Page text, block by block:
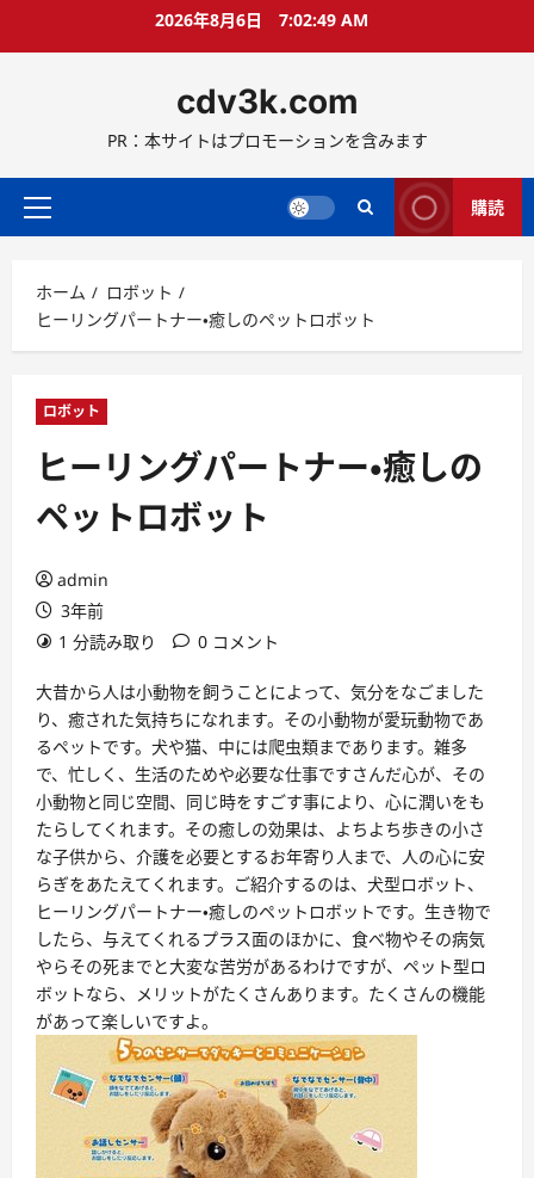
ス
ッ
2026年8月6日 7:02:51 AM
cdv3k.com
PR：本サイトはプロモーションを含みます
メ
メ
ニ
ュ
購読
ホーム
ロボット
ヒーリングパートナー・癒しのペットロボット
ロボット
ヒーリングパートナー・癒しの
ペットロボット
admin
3年前
1 分読み取り
0 コメント
大昔から人は小動物を飼うことによって、気分をなごました
り、癒された気持ちになれます。その小動物が愛玩動物であ
るペットです。犬や猫、中には爬虫類まであります。雑多
で、忙しく、生活のためや必要な仕事ですさんだ心が、その
小動物と同じ空間、同じ時をすごす事により、心に潤いをも
たらしてくれます。その癒しの効果は、よちよち歩きの小さ
な子供から、介護を必要とするお年寄り人まで、人の心に安
らぎをあたえてくれます。ご紹介するのは、犬型ロボット、
ヒーリングパートナー・癒しのペットロボットです。生き物で
したら、与えてくれるプラス面のほかに、食べ物やその病気
やらその死までと大変な苦労があるわけですが、ペット型ロ
ボットなら、メリットがたくさんあります。たくさんの機能
があって楽しいですよ。